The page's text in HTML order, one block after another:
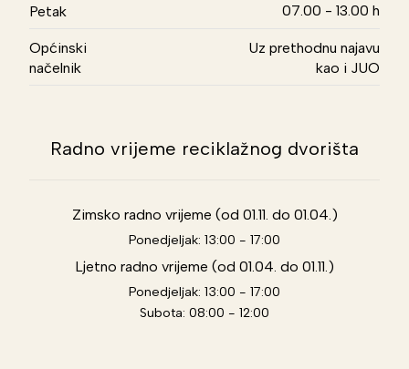
Petak 07.00 - 13.00 h
Općinski
načelnik
Uz prethodnu najavu
kao i JUO
Radno vrijeme reciklažnog dvorišta
Zimsko radno vrijeme (od 01.11. do 01.04.)
Ponedjeljak: 13:00 - 17:00
Ljetno radno vrijeme (od 01.04. do 01.11.)
Ponedjeljak: 13:00 - 17:00
Subota: 08:00 - 12:00